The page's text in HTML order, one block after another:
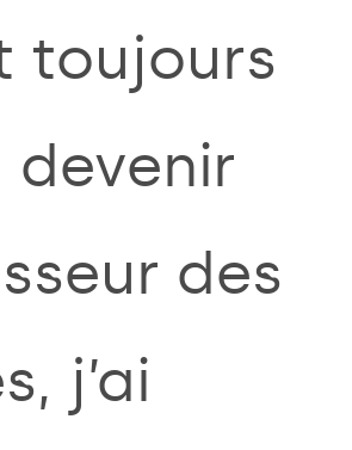
toujours
devenir
des
j’ai